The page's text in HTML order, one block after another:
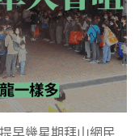
早幾星期拜山網民